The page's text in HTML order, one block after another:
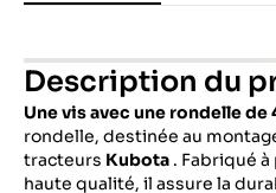
Description du
Une vis avec une rondelle de
rondelle, destinée au
tracteurs Kubota . Fabriqué
haute qualité, il assure la